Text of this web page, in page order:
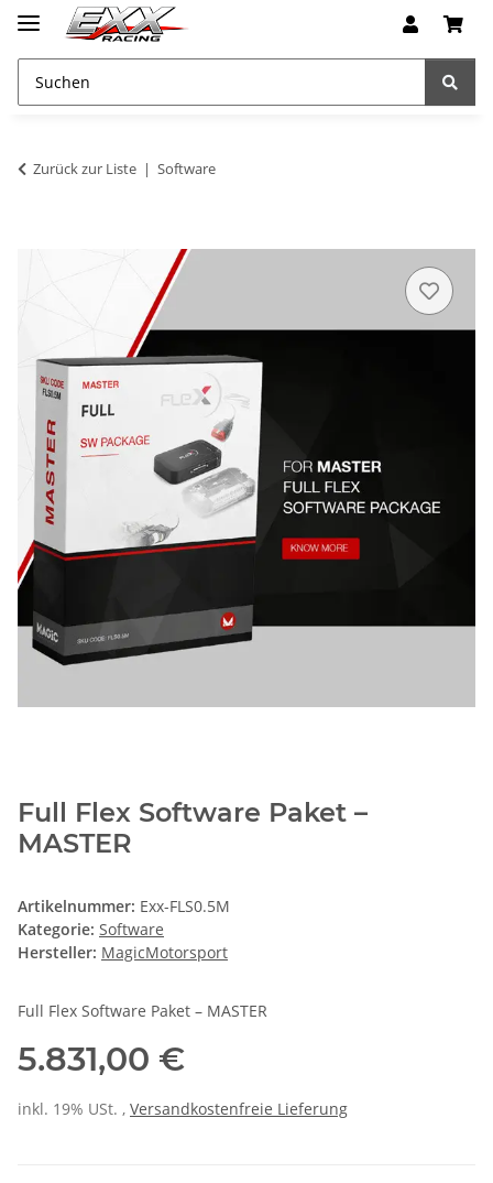
Zurück zur Liste Software
Full Flex Software Paket –
MASTER
Artikelnummer: Exx-FLS0.5M
Kategorie: Software
Hersteller: MagicMotorsport
Full Flex Software Paket – MASTER
5.831,00 €
inkl. 19% USt. , Versandkostenfreie Lieferung